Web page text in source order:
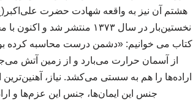
هشتم آن نیز به واقعه شهادت حضرت
کتاب می خوانیم: «دشمن درست محاسبه کرده
از آسمان حرارت می‌بارد و از زمین آتش
اراده‌ها را هم به سستی می‌کشد. نیاز،
جنس این ایمان‌ها، جنس این عزم‌ها و